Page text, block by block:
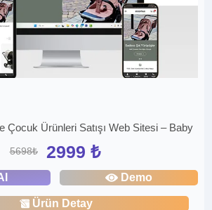
Çocuk Ürünleri Satışı Web Sitesi – Baby
5698₺ 2999 ₺
Demo
Ürün Detay